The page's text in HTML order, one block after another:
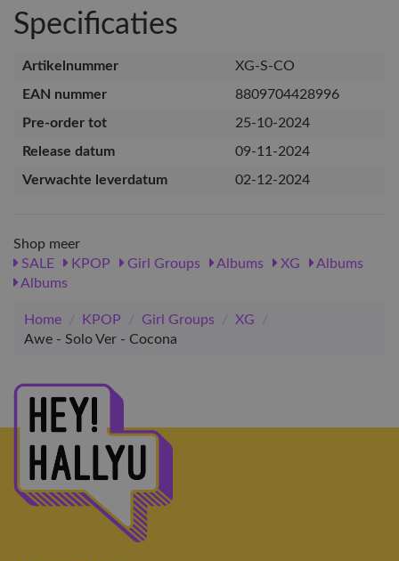
Specificaties
Artikelnummer
XG-S-CO
EAN nummer
8809704428996
Pre-order tot
25-10-2024
Release datum
09-11-2024
Verwachte leverdatum
02-12-2024
Shop meer
SALE
KPOP Girl Groups Albums XG
Albums
Albums
Home / KPOP / Girl Groups / XG
/
Awe - Solo Ver - Cocona